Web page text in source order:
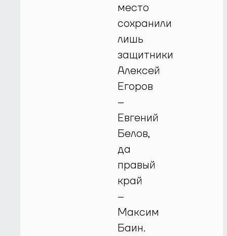
место
сохранили
лишь
защитники
Алексей
Егоров
–
Евгений
Белов,
да
правый
край
–
Максим
Баин.